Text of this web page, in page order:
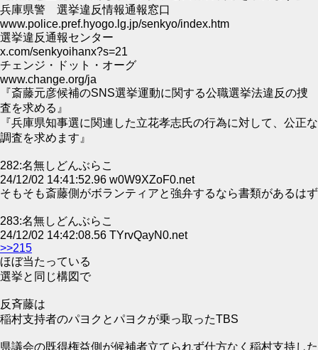
兵庫県警 選挙違反情報通報窓口
www.police.pref.hyogo.lg.jp/senkyo/index.htm
選挙違反通報センター
x.com/senkyoihanx?s=21
チェンジ・ドット・オーグ
www.change.org/ja
『斎藤元彦候補のSNS選挙運動に関する公職選挙法違反の捜
査を求める』
『兵庫県知事選に関連した立花孝志氏の行為に対して、公正な
調査を求めます』
282:名無しどんぶらこ
24/12/02 14:41:52.96 w0W9XZoF0.net
そもそも斎藤側がボランティアと強弁するなら書類があるはず
283:名無しどんぶらこ
24/12/02 14:42:08.56 TYrvQayN0.net
>>215
ほぼ当たっている
選挙と同じ構図で
反斉藤は
稲村支持者のパヨクとパヨクが乗っ取ったTBS
県議会の既得権益側が候補者立てられず仕方なく稲村支持した